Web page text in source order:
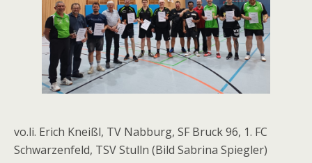
vo.li. Erich Kneißl, TV Nabburg, SF Bruck 96, 1. FC
Schwarzenfeld, TSV Stulln (Bild Sabrina Spiegler)